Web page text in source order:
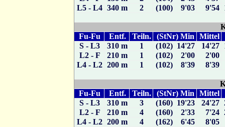
L5 - L4 340 m 2 (100) 9'03 9'54
Fu-Fu
Entf. Teiln. (StNr) Min
Mittel
S - L3
310 m 1 (102) 14'27 14'27
L2 - F
210 m 1 (102) 2'00
2'00
L4 - L2 200 m 1 (102) 8'39 8'39
Fu-Fu
Entf. Teiln. (StNr) Min
Mittel
S - L3
310 m 3 (160) 19'23 24'27
L2 - F
210 m 4 (160) 2'33 7'24
L4 - L2 200 m 4 (162) 6'45 8'05